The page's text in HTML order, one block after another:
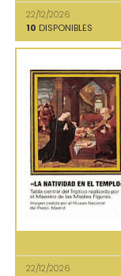
22/12/2026
10 DISPONIBLES
22/12/2026